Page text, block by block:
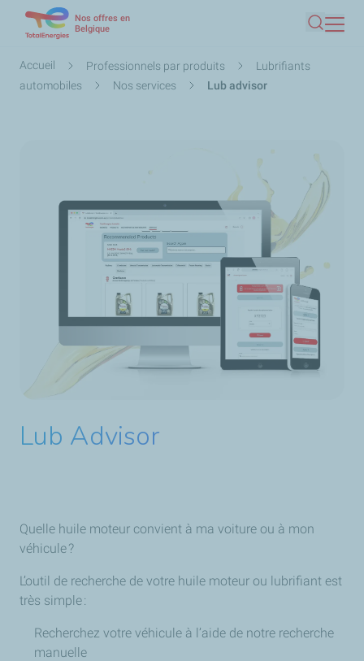
contenu
principal
Nos offres en
Belgique
Fil
d'Ariane
Accueil Professionnels par produits
Lubrifiants
automobiles
Nos services Lub advisor
Lub Advisor
Quelle huile moteur convient à ma voiture ou à mon
véhicule ?
L’outil de recherche de votre huile moteur ou lubrifiant est
très simple :
Recherchez votre véhicule à l’aide de notre recherche
manuelle